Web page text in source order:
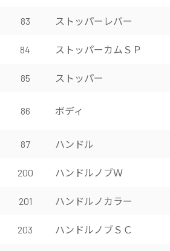
83 ストッパーレバー
84 ストッパーカムＳＰ
85 ストッパー
86 ボディ
87 ハンドル
200 ハンドルノブＷ
201 ハンドルノカラー
203 ハンドルノブＳＣ